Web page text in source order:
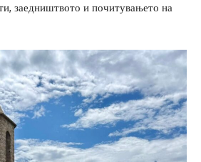
заедништвото и почитувањето на